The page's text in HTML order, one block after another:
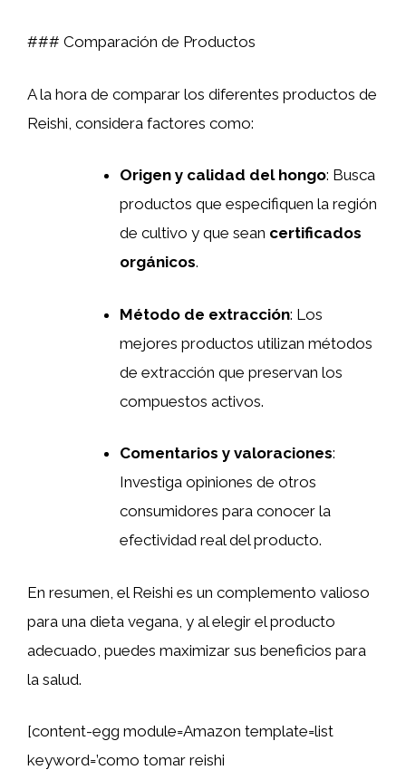
### Comparación de Productos
A la hora de comparar los diferentes productos de
Reishi, considera factores como:
Origen y calidad del hongo: Busca
productos que especifiquen la región
de cultivo y que sean certificados
orgánicos.
Método de extracción: Los
mejores productos utilizan métodos
de extracción que preservan los
compuestos activos.
Comentarios y valoraciones:
Investiga opiniones de otros
consumidores para conocer la
efectividad real del producto.
En resumen, el Reishi es un complemento valioso
para una dieta vegana, y al elegir el producto
adecuado, puedes maximizar sus beneficios para
la salud.
[content-egg module=Amazon template=list
keyword=’como tomar reishi